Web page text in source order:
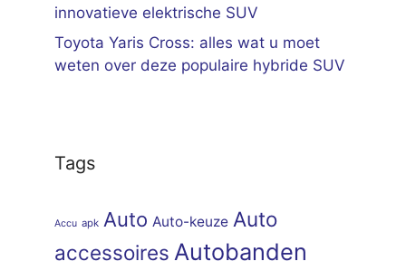
innovatieve elektrische SUV
Toyota Yaris Cross: alles wat u moet
weten over deze populaire hybride SUV
Tags
Accu apk Auto Auto-keuze Auto
accessoires Autobanden